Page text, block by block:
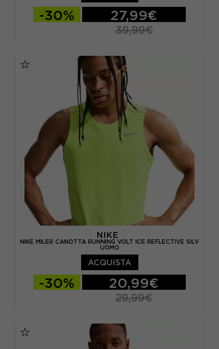
-30% 27,99€
39,99€
NIKE
NIKE MILER CANOTTA RUNNING VOLT ICE REFLECTIVE SILV
UOMO
ACQUISTA
-30% 20,99€
29,99€